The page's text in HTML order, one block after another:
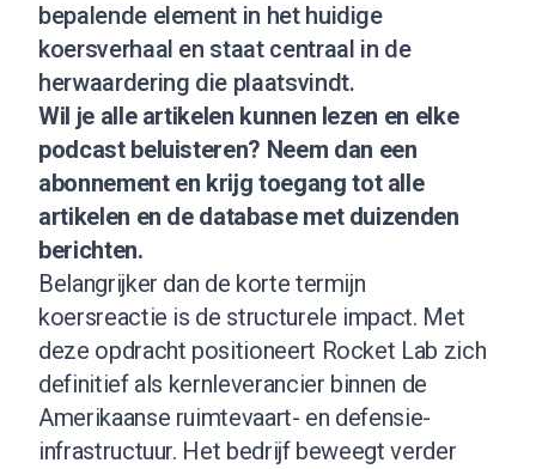
bepalende element in het huidige
koersverhaal en staat centraal in de
herwaardering die plaatsvindt.
Wil je alle artikelen kunnen lezen en elke
podcast beluisteren? Neem dan een
abonnementen krijg toegang tot alle
artikelen en de database met duizenden
berichten.
Belangrijker dan de korte termijn
koersreactie is de structurele impact. Met
deze opdracht positioneert Rocket Lab zich
definitief als kernleverancier binnen de
Amerikaanse ruimtevaart- en defensie-
infrastructuur. Het bedrijf beweegt verder